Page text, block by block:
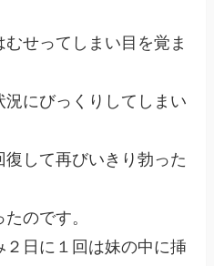
せってしまい目を覚ま
況にびっくりしてしまい
して再びいきり勃った
のです。
日に１回は妹の中に挿